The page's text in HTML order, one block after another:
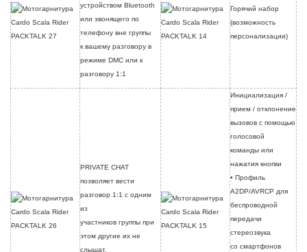
устройством Bluetooth
или звонящего по
телефону вне группы
к вашему разговору в
режиме DMC или к
разговору 1:1
Горячий набор
(возможность
персонализации)
PRIVATE CHAT
позволяет вести
разговор 1:1 с одним
из
участников группы при
этом другие их не
слышат.
Инициализация /
прием / отклонение
вызовов с помощью
голосовой
команды или
нажатия кнопки
• Профиль
A2DP/AVRCP для
беспроводной
передачи
стереозвука
со смартфонов